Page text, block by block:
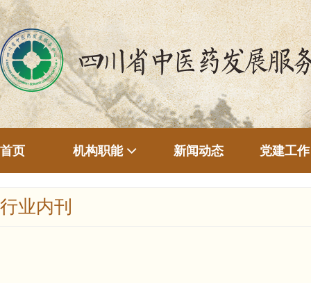
首页 机构职能 新闻动态 党建工作
行业内刊